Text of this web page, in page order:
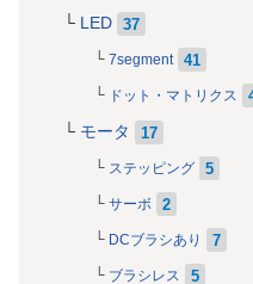
LED 37
7segment 41
ドット・マトリクス
モータ 17
ステッピング 5
サーボ 2
DCブラシあり 7
ブラシレス 5